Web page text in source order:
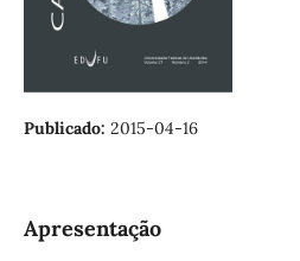
Publicado: 2015-04-16
Apresentação